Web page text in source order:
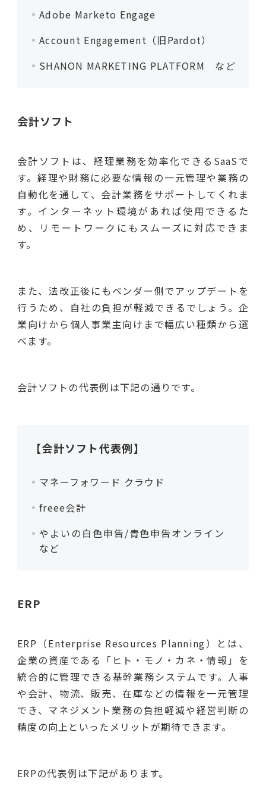
Adobe Marketo Engage
Account Engagement（旧Pardot）
SHANON MARKETING PLATFORM など
会計ソフト
会計ソフトは、経理業務を効率化できるSaaSで
す。経理や財務に必要な情報の一元管理や業務の
自動化を通して、会計業務をサポートしてくれま
す。インターネット環境があれば使用できるた
め、リモートワークにもスムーズに対応できま
す。
また、法改正後にもベンダー側でアップデートを
行うため、自社の負担が軽減できるでしょう。企
業向けから個人事業主向けまで幅広い種類から選
べます。
会計ソフトの代表例は下記の通りです。
【会計ソフト代表例】
マネーフォワード クラウド
freee会計
やよいの白色申告/青色申告オンライン
など
ERP
ERP（Enterprise Resources Planning）とは、
企業の資産である「ヒト・モノ・カネ・情報」を
統合的に管理できる基幹業務システムです。人事
や会計、物流、販売、在庫などの情報を一元管理
でき、マネジメント業務の負担軽減や経営判断の
精度の向上といったメリットが期待できます。
ERPの代表例は下記があります。